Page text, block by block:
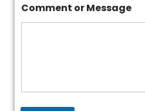
Comment or Message